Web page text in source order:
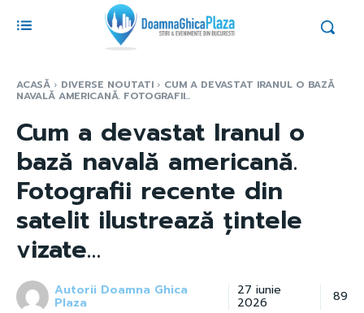
ACASĂ DIVERSE NOUTATI CUM A DEVASTAT IRANUL O BAZĂ
NAVALĂ AMERICANĂ. FOTOGRAFII...
Cum a devastat Iranul o
bază navală americană.
Fotografii recente din
satelit ilustrează țintele
vizate…
Autorii Doamna Ghica
Plaza
27 iunie
2026 89